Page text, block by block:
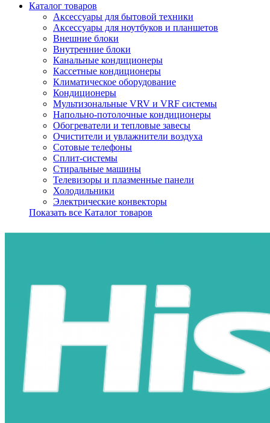
Каталог товаров
Аксессуары для бытовой техники
Аксессуары для ноутбуков и планшетов
Внешние блоки
Внутренние блоки
Канальные кондиционеры
Кассетные кондиционеры
Климатическое оборудование
Кондиционеры
Мультизональные VRV и VRF системы
Напольно-потолочные кондиционеры
Обогреватели и тепловые завесы
Очистители и увлажнители воздуха
Сотовые телефоны
Сплит-системы
Стиральные машины
Телевизоры и плазменные панели
Холодильники
Электрические конвекторы
Показать все Каталог товаров